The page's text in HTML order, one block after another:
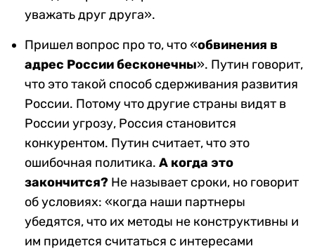
уважать друг друга».
Пришел вопрос про то, что «обвинения в
адрес России бесконечны». Путин говорит,
что это такой способ сдерживания развития
России. Потому что другие страны видят в
России угрозу, Россия становится
конкурентом. Путин считает, что это
ошибочная политика. А когда это
закончится? Не называет сроки, но говорит
об условиях: «когда наши партнеры
убедятся, что их методы не конструктивны и
им придется считаться с интересами